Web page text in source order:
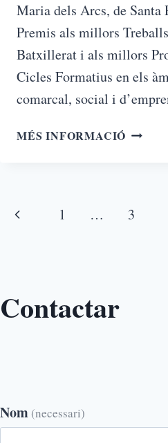
Maria dels Arcs, de
Premis als millors
Batxillerat i als millors
Cicles Formatius en els
comarcal, social i
MÉS INFORMACIÓ
1 … 3
Contactar
Nom (necessari)